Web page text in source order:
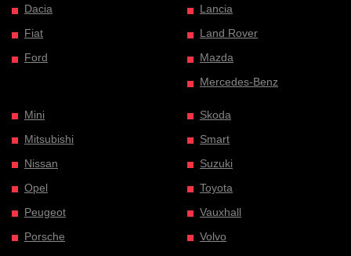
Dacia
Fiat
Ford
Lancia
Land Rover
Mazda
Mercedes-Benz
Mini
Mitsubishi
Nissan
Opel
Peugeot
Porsche
Skoda
Smart
Suzuki
Toyota
Vauxhall
Volvo